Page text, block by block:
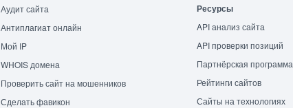
Аудит сайта
Антиплагиат онлайн
Мой IP
WHOIS домена
Проверить сайт на мошенников
Сделать фавикон
Ресурсы
API анализ сайта
API проверки позиций
Партнёрская программа
Рейтинги сайтов
Сайты на технологиях